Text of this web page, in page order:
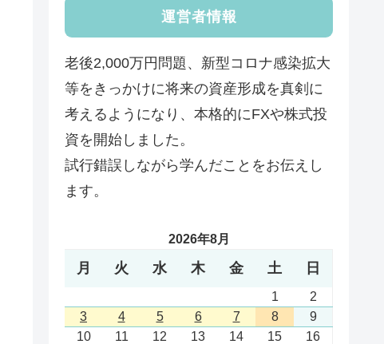
運営者情報
老後2,000万円問題、新型コロナ感染拡大
等をきっかけに将来の資産形成を真剣に
考えるようになり、本格的にFXや株式投
資を開始しました。
試行錯誤しながら学んだことをお伝えし
ます。
2026年8月
月 火 水 木 金 土 日
1
2
3
4 5 6 7 8
9
10
11 12 13 14 15
16